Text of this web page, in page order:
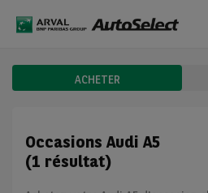
ACHETER
Occasions Audi A5
(1 résultat)